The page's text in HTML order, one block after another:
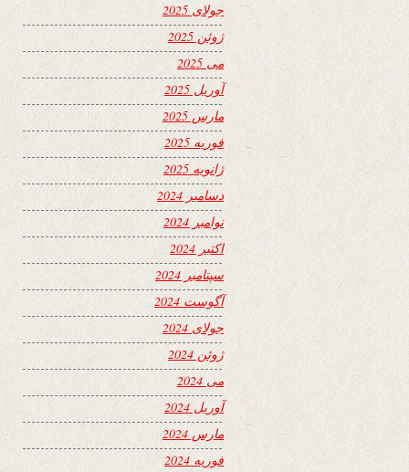
جولای 2025
ژوئن 2025
می 2025
آوریل 2025
مارس 2025
فوریه 2025
ژانویه 2025
دسامبر 2024
نوامبر 2024
اکتبر 2024
سپتامبر 2024
آگوست 2024
جولای 2024
ژوئن 2024
می 2024
آوریل 2024
مارس 2024
فوریه 2024